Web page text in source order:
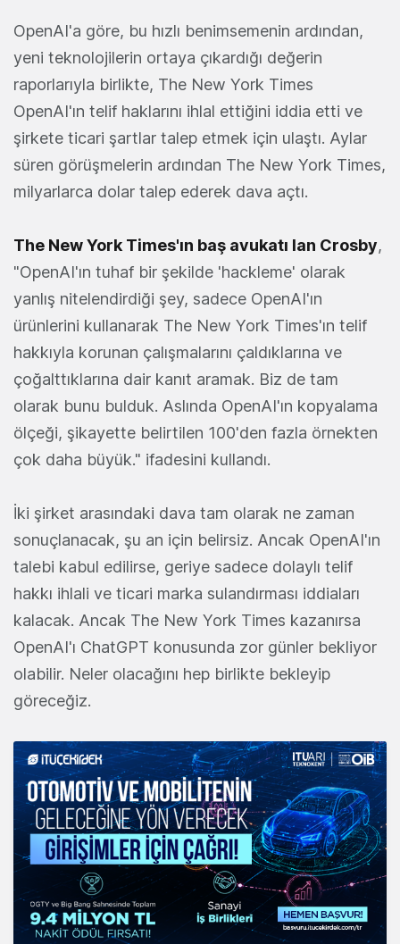
OpenAI'a göre, bu hızlı benimsemenin ardından,
yeni teknolojilerin ortaya çıkardığı değerin
raporlarıyla birlikte, The New York Times
OpenAI'ın telif haklarını ihlal ettiğini iddia etti ve
şirkete ticari şartlar talep etmek için ulaştı. Aylar
süren görüşmelerin ardından The New York Times,
milyarlarca dolar talep ederek dava açtı.
The New York Times'ın baş avukatı Ian Crosby,
"OpenAI'ın tuhaf bir şekilde 'hackleme' olarak
yanlış nitelendirdiği şey, sadece OpenAI'ın
ürünlerini kullanarak The New York Times'ın telif
hakkıyla korunan çalışmalarını çaldıklarına ve
çoğalttıklarına dair kanıt aramak. Biz de tam
olarak bunu bulduk. Aslında OpenAI'ın kopyalama
ölçeği, şikayette belirtilen 100'den fazla örnekten
çok daha büyük." ifadesini kullandı.
İki şirket arasındaki dava tam olarak ne zaman
sonuçlanacak, şu an için belirsiz. Ancak OpenAI'ın
talebi kabul edilirse, geriye sadece dolaylı telif
hakkı ihlali ve ticari marka sulandırması iddiaları
kalacak. Ancak The New York Times kazanırsa
OpenAI'ı ChatGPT konusunda zor günler bekliyor
olabilir. Neler olacağını hep birlikte bekleyip
göreceğiz.